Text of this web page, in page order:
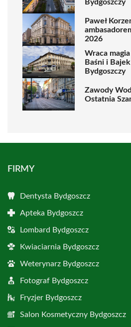
Bydgoszczy
Paweł
2026
Wraca
Baśni i
Bydgoszczy
Zawody
Ostatnia
FIRMY
Dentysta Bydgoszcz
Apteka Bydgoszcz
Lombard Bydgoszcz
Kwiaciarnia Bydgoszcz
Weterynarz Bydgoszcz
Fotograf Bydgoszcz
Fryzjer Bydgoszcz
Salon Kosmetyczny Bydgoszcz